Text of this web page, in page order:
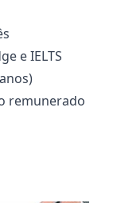
e IELTS
remunerado